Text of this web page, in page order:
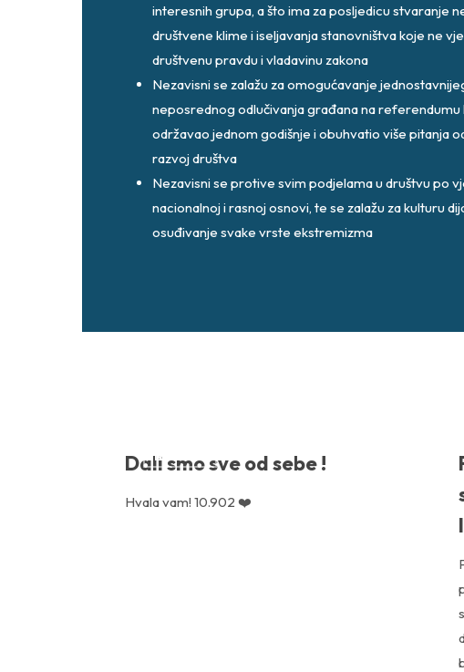
interesnih grupa, a što ima za posljedicu stvaranje
društvene klime i iseljavanja stanovništva koje ne
društvenu pravdu i vladavinu zakona
Nezavisni se zalažu za omogućavanje
neposrednog odlučivanja građana na referendumu
održavao jednom godišnje i obuhvatio više pitanja
razvoj društva
Nezavisni se protive svim podjelama u društvu po
nacionalnoj i rasnoj osnovi, te se zalažu za kulturu
osuđivanje svake vrste ekstremizma
NOVOSTI
Dali smo sve od sebe !
Hvala vam! 10.902 ❤️